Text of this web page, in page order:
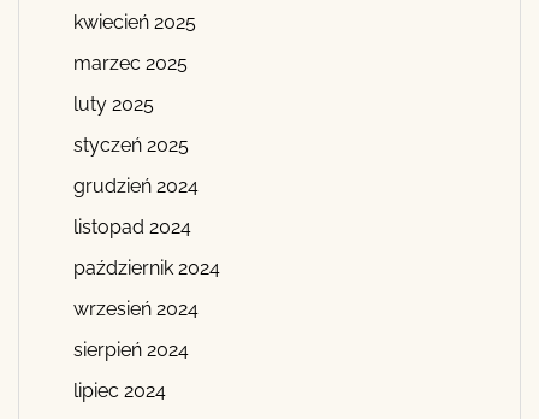
kwiecień 2025
marzec 2025
luty 2025
styczeń 2025
grudzień 2024
listopad 2024
październik 2024
wrzesień 2024
sierpień 2024
lipiec 2024